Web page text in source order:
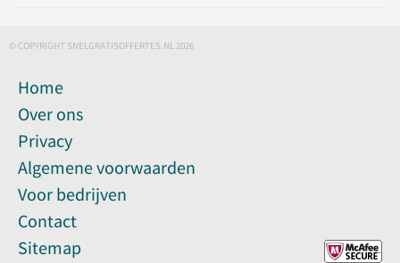
© COPYRIGHT SNELGRATISOFFERTES.NL 2026
Home
Over ons
Privacy
Algemene voorwaarden
Voor bedrijven
Contact
Sitemap